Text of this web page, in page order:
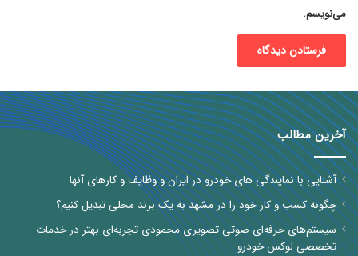
می‌نویسم.
آخرین مطالب
آشنایی با نمایندگی های خودرو در ایران و وظایف و کارهای آنها
چگونه کسب و کار خود را در مشهد به یک برند محلی تبدیل کنیم؟
سیستم‌های حرفه‌ای صوتی تصویری محمودی تجربه‌ای بهتر در خدمات
تخصصی لوکس خودرو